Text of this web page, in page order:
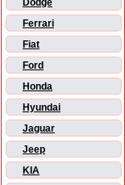
Dodge
Ferrari
Fiat
Ford
Honda
Hyundai
Jaguar
Jeep
KIA